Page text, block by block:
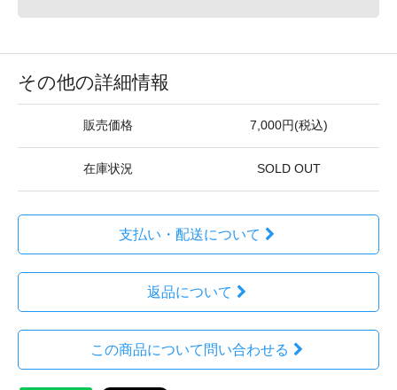
その他の詳細情報
販売価格 7,000円(税込)
在庫状況 SOLD OUT
支払い・配送について
返品について
この商品について問い合わせる